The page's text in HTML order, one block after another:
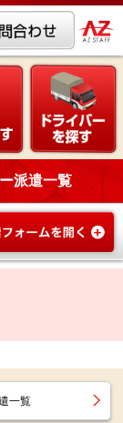
派遣一覧
一覧